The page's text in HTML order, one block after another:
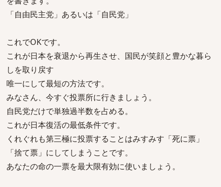
「自由民主党」あるいは「自民党」
これでOKです。
これが日本を衰退から再生させ、国民が笑顔と豊かな暮ら
しを取り戻す
唯一にして最短の方法です。
みなさん、今すぐ投票所に行きましょう。
自民党だけで単独過半数を占める。
これが日本復活の最低条件です。
くれぐれも第三極に投票することはみすみす「死に票」
「捨て票」にしてしまうことです。
あなたの命の一票を最大限有効に使いましょう。